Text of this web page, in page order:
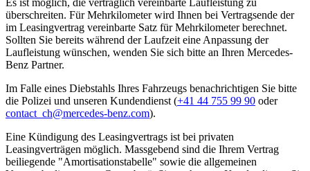
Es ist möglich, die vertraglich vereinbarte Laufleistung zu
überschreiten. Für Mehrkilometer wird Ihnen bei Vertragsende der
im Leasingvertrag vereinbarte Satz für Mehrkilometer berechnet.
Sollten Sie bereits während der Laufzeit eine Anpassung der
Laufleistung wünschen, wenden Sie sich bitte an Ihren Mercedes-
Benz Partner.
Im Falle eines Diebstahls Ihres Fahrzeugs benachrichtigen Sie bitte
die Polizei und unseren Kundendienst (+41 44 755 99 90 oder
contact_ch@mercedes-benz.com).
Eine Kündigung des Leasingvertrags ist bei privaten
Leasingverträgen möglich. Massgebend sind die Ihrem Vertrag
beiliegende "Amortisationstabelle" sowie die allgemeinen